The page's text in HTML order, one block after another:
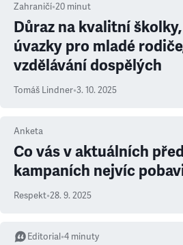
Zahraničí•20 minut
Důraz na kvalitní
úvazky pro mladé
vzdělávání dospělých
Tomáš Lindner•3. 10. 2025
Anketa
Co vás v aktuálních
kampaních nejvíc
Respekt•28. 9. 2025
Editorial •4 minuty